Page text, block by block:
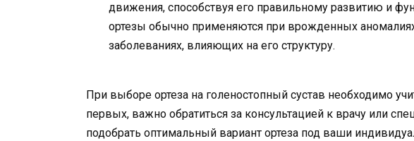
движения, способствуя его правильному развитию и
ортезы обычно применяются при врожденных
заболеваниях, влияющих на его структуру.
При выборе ортеза на голеностопный сустав необходимо
первых, важно обратиться за консультацией к врачу или
подобрать оптимальный вариант ортеза под ваши